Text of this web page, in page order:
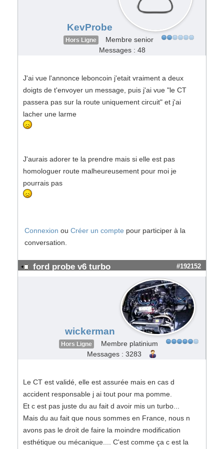
KevProbe
Hors Ligne
Membre senior
Messages : 48
J'ai vue l'annonce leboncoin j'etait vraiment a deux
doigts de t'envoyer un message, puis j'ai vue "le CT
passera pas sur la route uniquement circuit" et j'ai
lacher une larme
J'aurais adorer te la prendre mais si elle est pas
homologuer route malheureusement pour moi je
pourrais pas
Connexion ou Créer un compte pour participer à la
conversation.
ford probe v6 turbo #192152
wickerman
Hors Ligne
Membre platinium
Messages : 3283
Le CT est validé, elle est assurée mais en cas d
accident responsable j ai tout pour ma pomme.
Et c est pas juste du au fait d avoir mis un turbo...
Mais du au fait que nous sommes en France, nous n
avons pas le droit de faire la moindre modification
esthétique ou mécanique.... C'est comme ça c est la